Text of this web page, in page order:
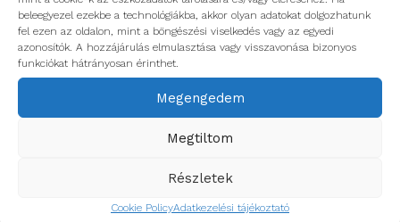
beleegyezel ezekbe a technológiákba, akkor olyan adatokat dolgozhatunk
fel ezen az oldalon, mint a böngészési viselkedés vagy az egyedi
azonosítók. A hozzájárulás elmulasztása vagy visszavonása bizonyos
funkciókat hátrányosan érinthet.
Megengedem
Megtiltom
Részletek
Cookie PolicyAdatkezelési tájékoztató
Most, hogy vége…
A társaság egyik fele már nagyon várta, a másik fele
annyira nem. De hát mások vagyunk, más igényekkel,
azt látjuk, hogy az elmúlt hónapok lelassulása nagyon jót
pörgésben, sokszor szakmai ártalomból nézzük végig az
Viszont előbb- utóbb mindannyiunknál eljött az a